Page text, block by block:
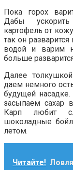
Пока горох
Дабы
картофель от
так он
водой и варим
больше
Далее
даем немного
будущей насадке.
засыпаем сахар
Карп любит
шоколадные
летом.
Читайте!